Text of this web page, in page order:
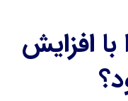
افزایش